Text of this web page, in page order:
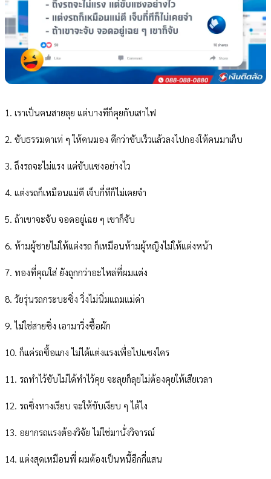
1. เราเป็นคนสายลุย แต่บางทีก็คุยกับเสาไฟ
2. ขับธรรมดาเท่ ๆ ให้คนมอง ดีกว่าขับเร็วแล้วลงไปกองให้คนมาเก็บ
3. ถึงรถจะไม่แรง แต่ขับแซงอย่างไว
4. แต่งรถก็เหมือนแม่ตี เจ็บกี่ทีก็ไม่เคยจำ
5. ถ้าเขาจะจับ จอดอยู่เฉย ๆ เขาก็จับ
6. ห้ามผู้ชายไม่ให้แต่งรถ ก็เหมือนห้ามผู้หญิงไม่ให้แต่งหน้า
7. ทองที่คุณใส่ ยังถูกกว่าอะไหล่ที่ผมแต่ง
8. วัยรุ่นรถกระบะซิ่ง วิ่งไม่นิ่มแถมแม่ด่า
9. ไม่ใช่สายซิ่ง เอามาวิ่งซื้อผัก
10. ก็แค่รถซื้อแกง ไม่ได้แต่งแรงเพื่อไปแซงใคร
11. รถทำไว้ขับไม่ได้ทำไว้คุย จะลุยก็ลุยไม่ต้องคุยให้เสียเวลา
12. รถซิ่งทางเรียบ จะให้ขับเงียบ ๆ ได้ไง
13. อยากรถแรงต้องวิจัย ไม่ใช่มานั่งวิจารณ์
14. แต่งสุดเหมือนพี่​ ผมต้องเป็นหนี้อีกกี่แสน